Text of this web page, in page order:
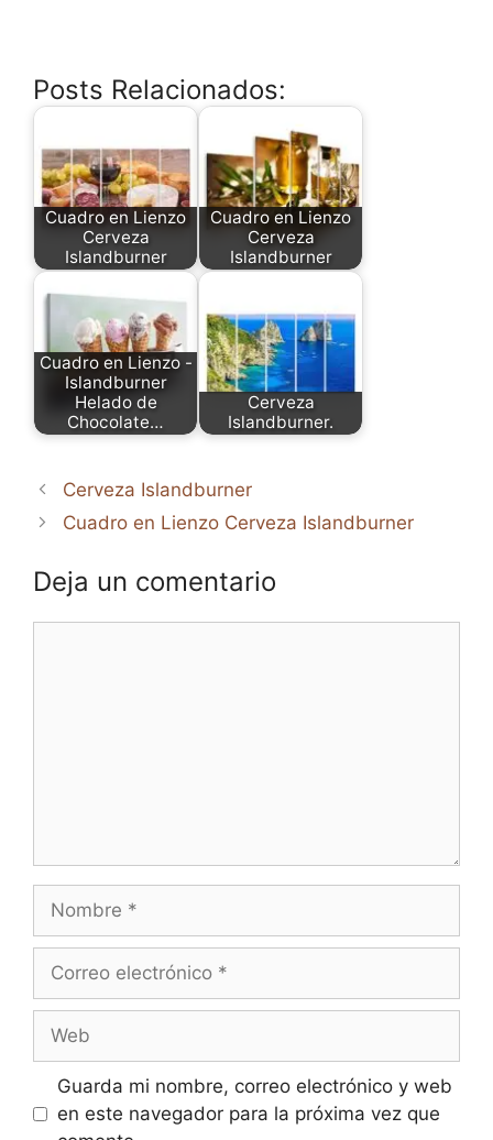
Posts Relacionados:
Cuadro en Lienzo
Cerveza
Islandburner
Cuadro en Lienzo
Cerveza
Islandburner
Cuadro en Lienzo -
Islandburner
Helado de
Chocolate…
Cerveza
Islandburner.
Cerveza Islandburner
Cuadro en Lienzo Cerveza Islandburner
Deja un comentario
Nombre
Correo
Web
Guarda mi nombre, correo electrónico y web
en este navegador para la próxima vez que